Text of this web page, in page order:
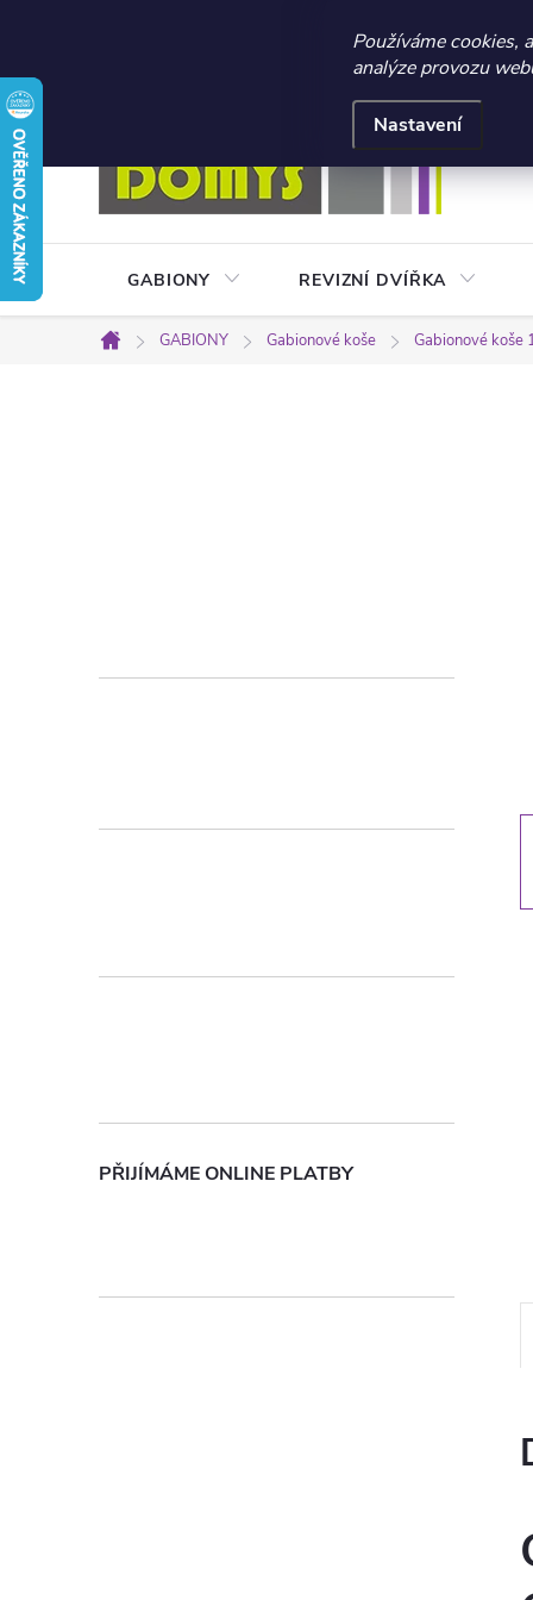
☀️ LETNÍ AKCE
Používáme cookies,
analýze provozu
Nastavení
Přejít
na
obsah
Obchodní podmínky
GABIONY REVIZNÍ DVÍŘKA
Domů
GABIONY Gabionové koše Gabionové koše
r
p
e
PŘIJÍMÁME ONLINE PLATBY